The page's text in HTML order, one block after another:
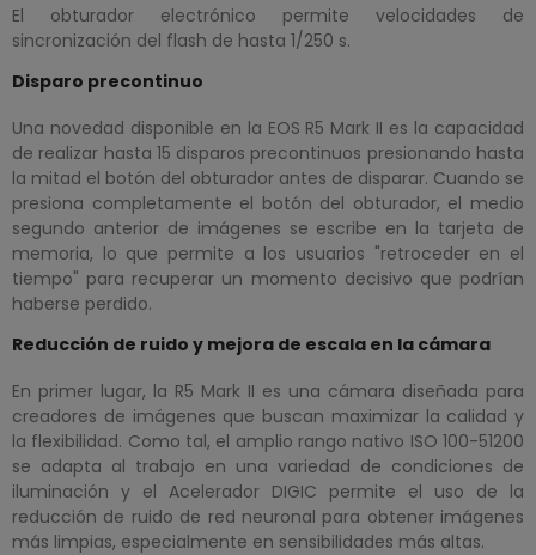
El obturador electrónico permite velocidades de
sincronización del flash de hasta 1/250 s.
Disparo precontinuo
Una novedad disponible en la EOS R5 Mark II es la capacidad
de realizar hasta 15 disparos precontinuos presionando hasta
la mitad el botón del obturador antes de disparar. Cuando se
presiona completamente el botón del obturador, el medio
segundo anterior de imágenes se escribe en la tarjeta de
memoria, lo que permite a los usuarios "retroceder en el
tiempo" para recuperar un momento decisivo que podrían
haberse perdido.
Reducción de ruido y mejora de escala en la cámara
En primer lugar, la R5 Mark II es una cámara diseñada para
creadores de imágenes que buscan maximizar la calidad y
la flexibilidad. Como tal, el amplio rango nativo ISO 100-51200
se adapta al trabajo en una variedad de condiciones de
iluminación y el Acelerador DIGIC permite el uso de la
reducción de ruido de red neuronal para obtener imágenes
más limpias, especialmente en sensibilidades más altas.